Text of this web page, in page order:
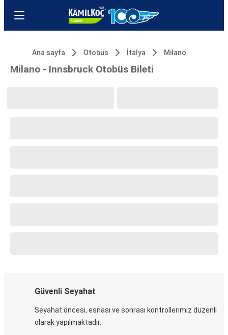
Ana sayfa Otobüs İtalya Milano
Milano - Innsbruck Otobüs Bileti
Güvenli Seyahat
Seyahat öncesi, esnası ve sonrası kontrollerimiz düzenli
olarak yapılmaktadır.